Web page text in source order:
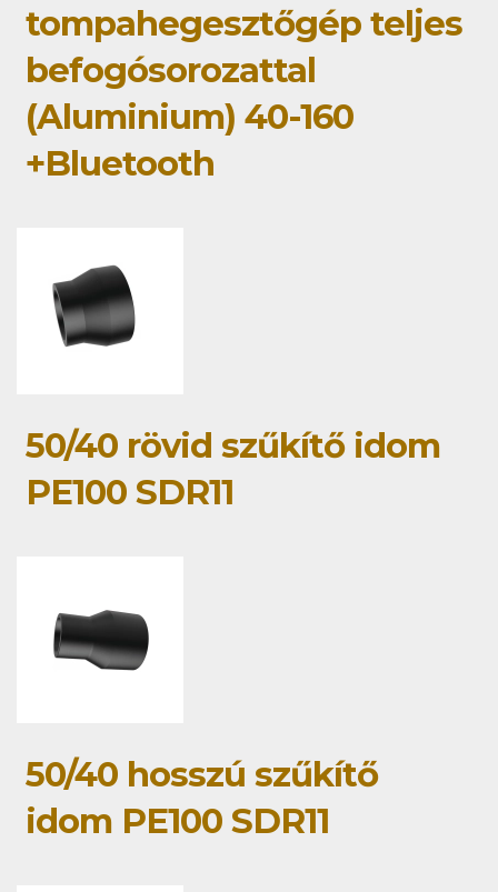
tompahegesztőgép teljes
befogósorozattal
(Aluminium) 40-160
+Bluetooth
50/40 rövid szűkítő idom
PE100 SDR11
50/40 hosszú szűkítő
idom PE100 SDR11